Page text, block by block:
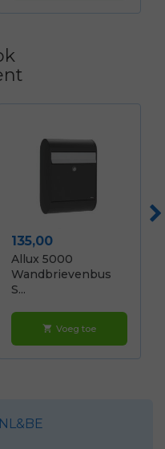
Prijs
135,00
Allux 5000
Wandbrievenbus
S...
shopping_cart Voeg toe